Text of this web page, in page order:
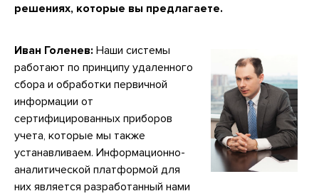
решениях, которые вы предлагаете.
Иван Голенев: Наши системы
работают по принципу удаленного
сбора и обработки первичной
информации от
сертифицированных приборов
учета, которые мы также
устанавливаем. Информационно-
аналитической платформой для
них является разработанный нами